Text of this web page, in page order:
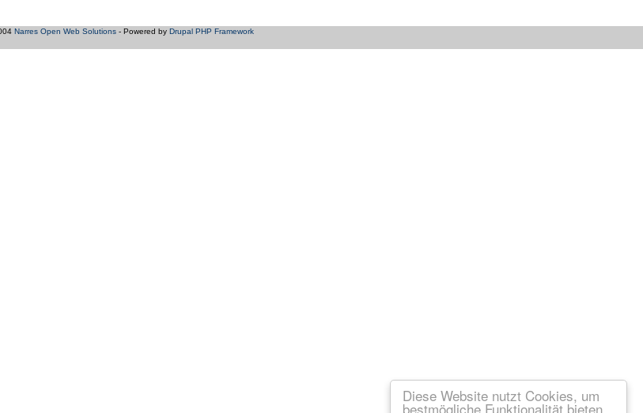
Diese Website nutzt Cookies, um
bestmögliche Funktionalität bieten
Narres Open Web Solutions- Powered by Drupal PHP Framework